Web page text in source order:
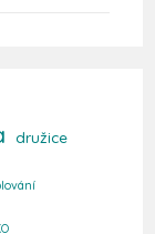
družice